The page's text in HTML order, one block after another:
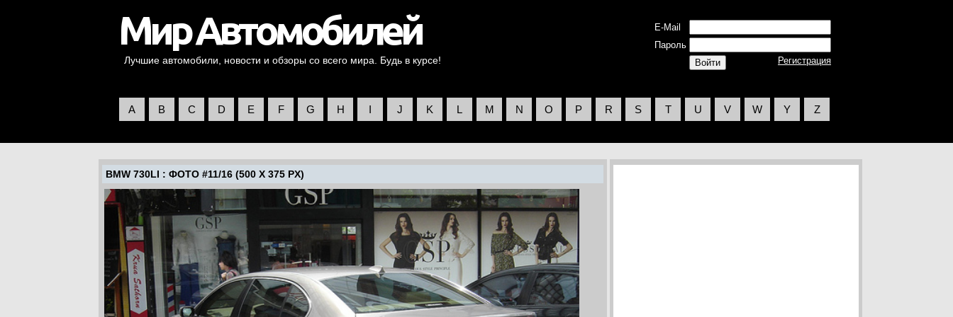
Лучшие автомобили, новости и обзоры со всего мира. Будь в курсе!
E-Mail
Пароль
Регистрация
A B C D E F G H I J K L M N O P R S T U V W Y Z
BMW 730LI : ФОТО #11/16 (500 X 375 PX)